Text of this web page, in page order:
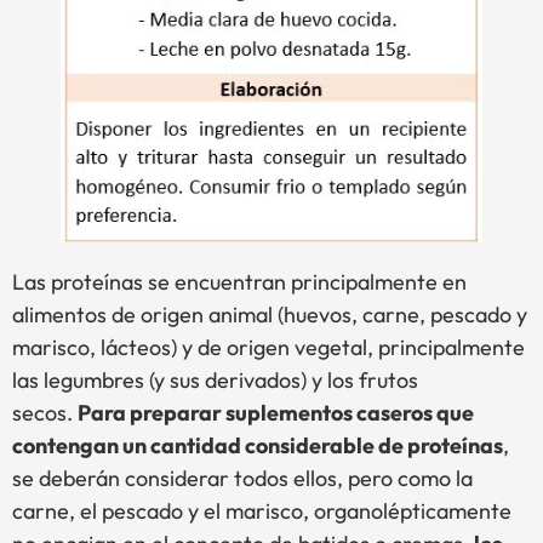
Las proteínas se encuentran principalmente en
alimentos de origen animal (huevos, carne, pescado y
marisco, lácteos) y de origen vegetal, principalmente
las legumbres (y sus derivados) y los frutos
secos. Para preparar suplementos caseros que
contengan un cantidad considerable de proteínas,
se deberán considerar todos ellos, pero como la
carne, el pescado y el marisco, organolépticamente